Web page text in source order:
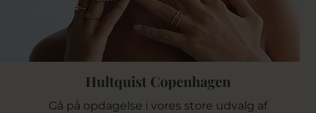
Hultquist Copenhagen
Gå på opdagelse i vores store udvalg af